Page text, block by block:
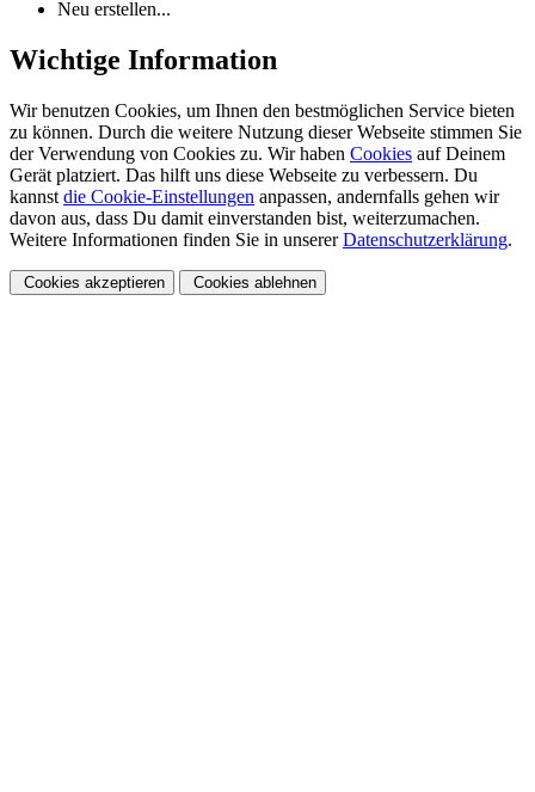
Neu erstellen...
Wichtige Information
Wir benutzen Cookies, um Ihnen den bestmöglichen Service bieten
zu können. Durch die weitere Nutzung dieser Webseite stimmen Sie
der Verwendung von Cookies zu. Wir haben Cookies auf Deinem
Gerät platziert. Das hilft uns diese Webseite zu verbessern. Du
kannst die Cookie-Einstellungen anpassen, andernfalls gehen wir
davon aus, dass Du damit einverstanden bist, weiterzumachen.
Weitere Informationen finden Sie in unsererDatenschutzerklärung.
Cookies akzeptieren Cookies ablehnen